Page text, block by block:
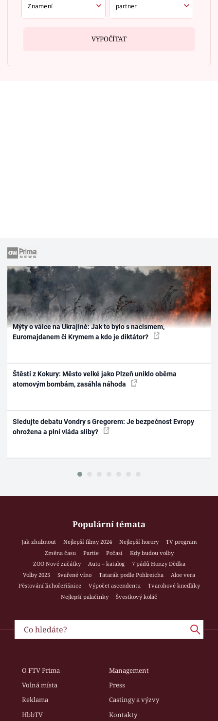
VYPOČÍTAT
Mýty o válce na Ukrajině: Jak to bylo s nacismem,
Euromajdanem či Krymem a kdo je diktátor?
Štěstí z Kokury: Město velké jako Plzeň uniklo oběma
atomovým bombám, zasáhla náhoda
Sledujte debatu Vondry s Gregorem: Je bezpečnost Evropy
ohrožena a plní vláda sliby?
Populární témata
Jak zhubnout Nejlepší filmy 2024 Nejlepší horory
TV program
Změna času
Partie Počasí
Kdy budou volby
ZOO Nové začátky
Auto – katalog
7 pádů Honzy Dědka
Volby 2025
Svařené víno Tatarák podle Pohlreicha
Aloe vera
Pěstování lichořeřišnice
Výpočet ascendentu
Tvarohové knedlíky
Nejlepší palačinky
Švestkový koláč
O FTV Prima
Management
Volná místa
Press
Reklama
Castingy a výzvy
HbbTV
Kontakty